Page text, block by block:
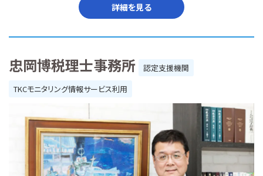
詳細を見る
忠岡博税理士事務所
認定支援機関
TKCモニタリング情報サービス利用